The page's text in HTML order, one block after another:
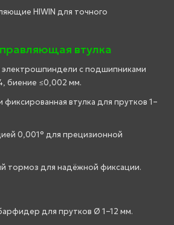
HIWIN для точного
втулка
с подшипниками
биение ≤0,002 мм.
втулка для прутков 1–
0,001° для прецизионной
тормоз для надёжной фиксации.
для прутков Ø 1–12 мм.